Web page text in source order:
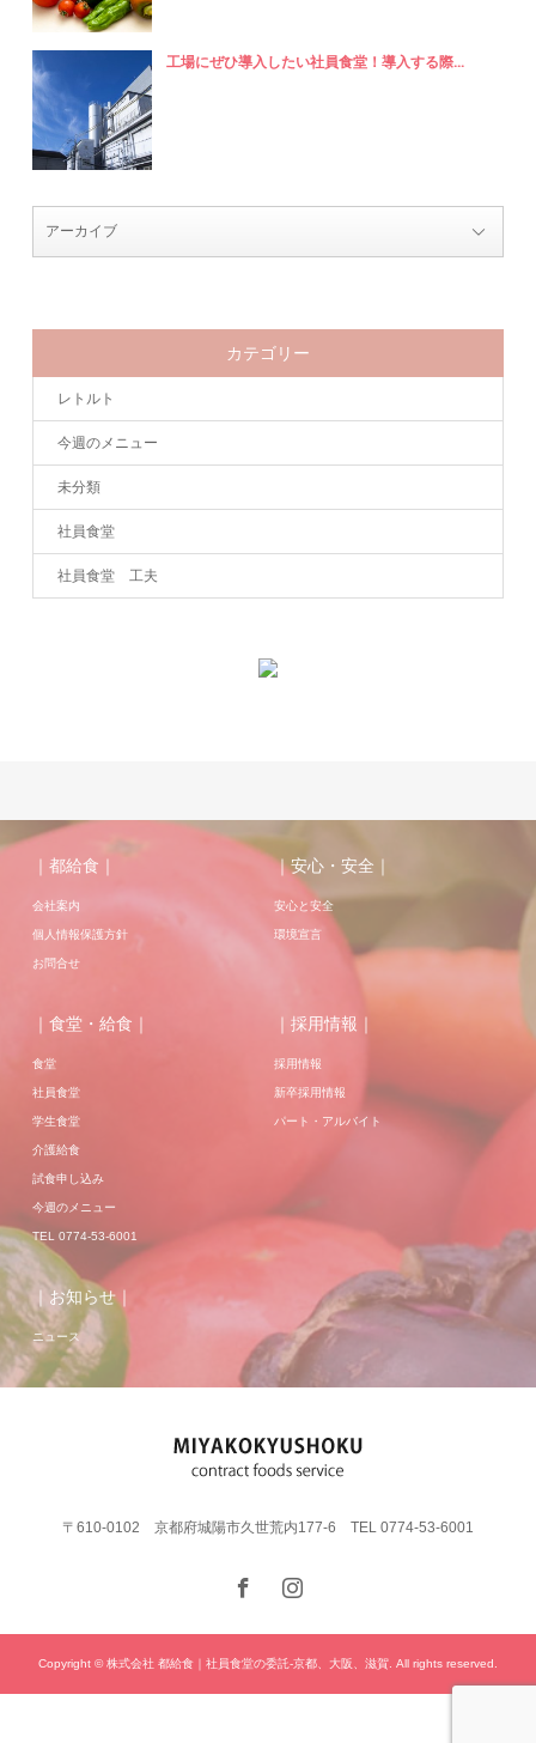
工場にぜひ導入したい社員食堂！導入する際...
カテゴリー
レトルト
今週のメニュー
未分類
社員食堂
社員食堂 工夫
｜都給食｜
会社案内
個人情報保護方針
お問合せ
｜安心・安全｜
安心と安全
環境宣言
｜食堂・給食｜
食堂
社員食堂
学生食堂
介護給食
試食申し込み
今週のメニュー
TEL 0774-53-6001
｜採用情報｜
採用情報
新卒採用情報
パート・アルバイト
｜お知らせ｜
ニュース
〒610-0102 京都府城陽市久世荒内177-6 TEL 0774-53-6001
Copyright © 株式会社 都給食｜社員食堂の委託-京都、大阪、滋賀. All rights reserved.